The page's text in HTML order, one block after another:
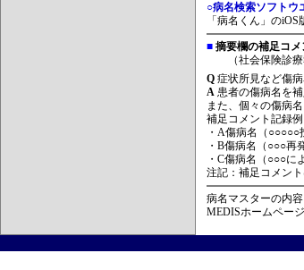
○病名検索ソフトウ
「病名くん」の
■ 摘要欄の補足コ
（社会保険診療
Q 症状所見など傷
A 患者の傷病名を
また、個々の傷病
補足コメント記録例
・A傷病名（○○○○○
・B傷病名（○○○再
・C傷病名（○○○に
注記：補足コメン
病名マスターの内
MEDISホームペー